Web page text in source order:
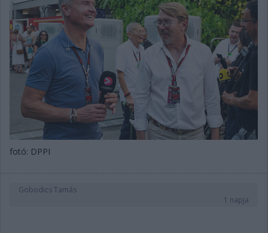
fotó: DPPI
Gobodics Tamás
1 napja